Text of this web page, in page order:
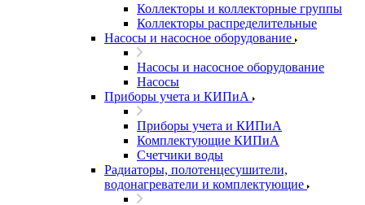
Коллекторы и коллекторные группы
Коллекторы распределительные
Насосы и насосное оборудование
Насосы и насосное оборудование
Насосы
Приборы учета и КИПиА
Приборы учета и КИПиА
Комплектующие КИПиА
Счетчики воды
Радиаторы, полотенцесушители,
водонагреватели и комплектующие